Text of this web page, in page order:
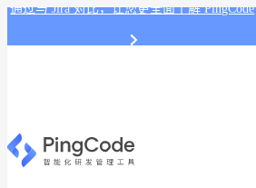
通过与 Jira 对比，让您更全面了解 PingCode